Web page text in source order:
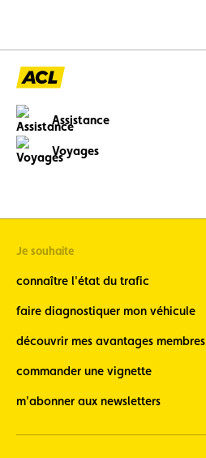
Assistance
Voyages
Je souhaite
connaître l'état du trafic
faire diagnostiquer mon véhicule
découvrir mes avantages membres
commander une vignette
m'abonner aux newsletters